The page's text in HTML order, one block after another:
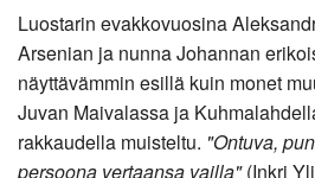
Luostarin evakkovuosina
Arsenian ja nunna Johannan
näyttävämmin esillä kuin monet
Juvan Maivalassa ja
rakkaudella muisteltu. "Ontuva,
persoona vertaansa vailla"(Inkri